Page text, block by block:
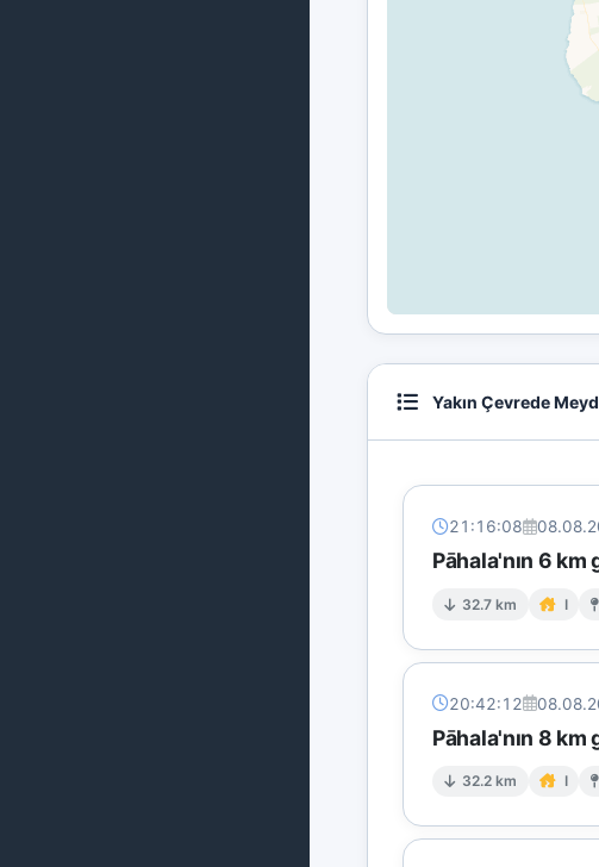
Yakın Çevrede
21:16:08
Pāhala'nın 6 km
32.7 km I
20:42:12
Pāhala'nın 8 km
32.2 km I